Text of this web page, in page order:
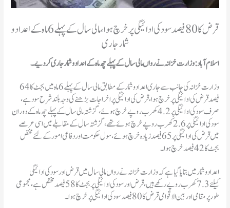
قرض کا 80 فیصد سود کی ادائیگی پر خرچ ہوا، مالی سال کے پہلے 6 ماہ کے اعداد و
شمار جاری
اسلام آباد: وزارت خزانہ نے رواں مالی سال کے پہلے چھ ماہ کے اعداد و شمار جاری کر دیے۔
وزارت خزانہ کی جانب سے جاری اعداد و شمار کے مطابق مالی سال کے پہلے 6 ماہ میں بجٹ کا 64
فیصد قرض کی ادائیگی پر خرچ ہوا، قرض کی ادائیگی پر اخراجات بڑھنے کی وجہ بلند شرح سود ہے،
صرف سود کی ادائیگی پر 4.2 کھرب روپے خرچ ہوئے، گزشتہ مالی سال کے پہلے چھ ماہ کے دوران
سود کی ادائیگی پر 2.6 کھرب روپے خرچ ہوئے تھے، گزشتہ سال کے مقابلے میں اسی عرصے
میں قرض کی ادائیگی پر 65 فیصد زیادہ خرچ ہوئے، سول حکومت اور دفاعی امور کے لئے مختص
بجٹ کا 42 فیصد خرچ ہوا۔
اعداد و شمار میں بتایا گیا ہے کہ وزارت خزانہ نے رواں مالی سال میں قرض اور سود کی ادائیگی
کیلئے 7.3 کھرب روپے رکھے ہیں، قرض اور سود کی ادائیگی پر بجٹ کا 58 فیصد مختص ہے، مجموعی
طور پر مقامی اور بین الاقوامی قرض کا 80 فیصد سود کی ادائیگی پر خرچ ہوا۔